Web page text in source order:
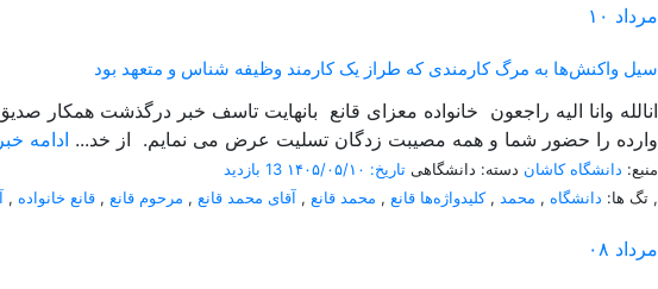
۱۰ مرداد
سیل واکنش‌ها به مرگ کارمندی که طراز یک کارمند وظیفه شناس و متعهد بود
انالله وانا الیه راجعون خانواده معزای قانع بانهایت تاسف خبر درگذشت همکار
وارده را حضور شما و همه مصیبت زدگان تسلیت عرض می نمایم. از خد... ادامه خبر
منبع: دانشگاه کاشان دسته: دانشگاهی تاریخ: ۱۴۰۵/۰۵/۱۰
13 بازدید
تگ ها: دانشگاه , محمد ,کلیدواژه‌ها قانع , محمد قانع , آقای محمد قانع , مرحوم قانع , قانع خانواده , ,
۰۸ مرداد